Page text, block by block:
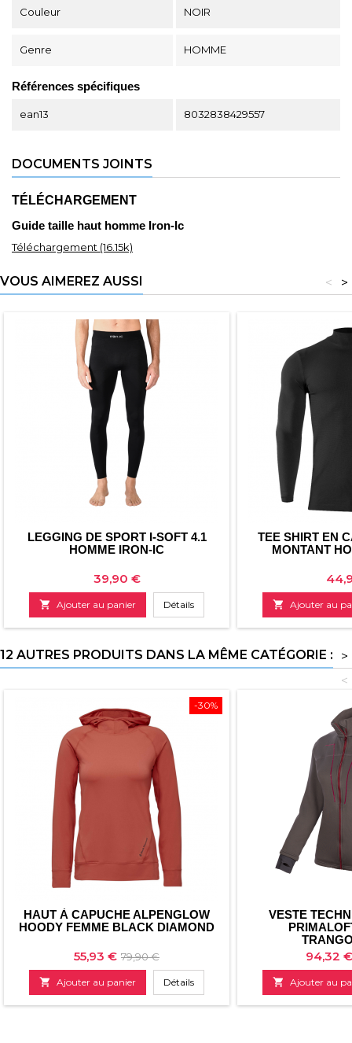
Couleur NOIR
Genre HOMME
Références spécifiques
ean13 8032838429557
DOCUMENTS JOINTS
TÉLÉCHARGEMENT
Guide taille haut homme Iron-Ic
Téléchargement (16.15k)
VOUS AIMEREZ AUSSI >
<
LEGGING DE SPORT I-SOFT 4.1
HOMME IRON-IC
Prix
39,90 €
 Ajouter au panier Détails
TEE SHIRT EN
MONTANT
Prix
 Ajouter au
12 AUTRES PRODUITS DANS LA MÊME CATÉGORIE :
>
<
-30%
HAUT À CAPUCHE ALPENGLOW
HOODY FEMME BLACK DIAMOND
Prix
55,93 € Prix
de
base
79,90 €
 Ajouter au panier Détails
VESTE
Prix
94,32 €
 Ajouter au